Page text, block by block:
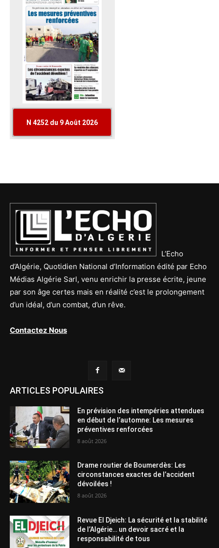
L’Echo
d’Algérie, Quotidien National d’Information édité par Echo
Médias Algérie Sarl, venu enrichir la presse écrite, jeune
par son âge certes mais en réalité c’est le prolongement
d’un idéal, d’un combat, d’un rêve.
Contactez Nous
ARTICLES POPULAIRES
En prévision des intempéries attendues
en début de l’automne: Les mesures
préventives renforcées
8 août 2026
Drame routier de Boumerdès: Les
circonstances exactes de l’accident
dévoilées !
8 août 2026
Revue El Djeich: La sécurité et la stabilité
de l’Algérie… un devoir sacré et la
responsabilité de tous